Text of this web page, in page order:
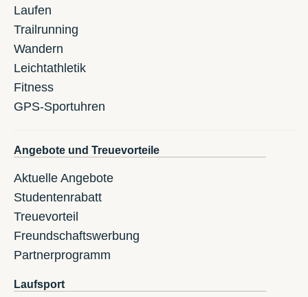
Laufen
Trailrunning
Wandern
Leichtathletik
Fitness
GPS-Sportuhren
Angebote und Treuevorteile
Aktuelle Angebote
Studentenrabatt
Treuevorteil
Freundschaftswerbung
Partnerprogramm
Laufsport